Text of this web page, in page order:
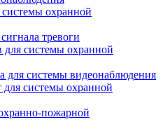
охранной
тревоги
системы охранной
для системы видеонаблюдения
системы охранной
пожарной